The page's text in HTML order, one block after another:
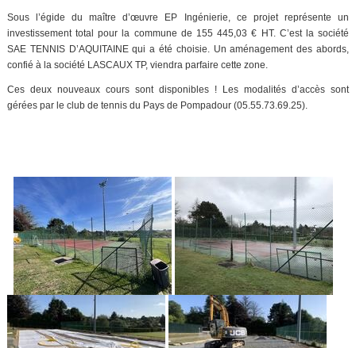
Sous l’égide du maître d’œuvre EP Ingénierie, ce projet représente un
investissement total pour la commune de 155 445,03 € HT. C’est la société
SAE TENNIS D’AQUITAINE qui a été choisie. Un aménagement des abords,
confié à la société LASCAUX TP, viendra parfaire cette zone.
Ces deux nouveaux cours sont disponibles ! Les modalités d’accès sont
gérées par le club de tennis du Pays de Pompadour (05.55.73.69.25).